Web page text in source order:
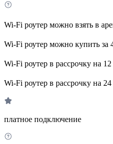
Wi-Fi роутер можно взять в
Wi-Fi роутер можно купить за
Wi-Fi роутер в рассрочку на
Wi-Fi роутер в рассрочку на
платное подключение